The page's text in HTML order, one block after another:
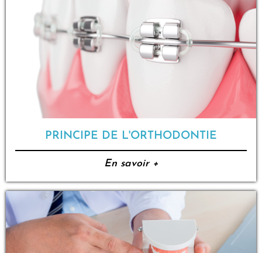
PRINCIPE DE L'ORTHODONTIE
En savoir +